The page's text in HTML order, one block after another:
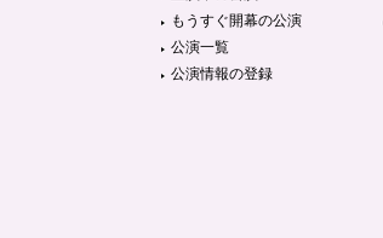
もうすぐ開幕の公演
公演一覧
公演情報の登録